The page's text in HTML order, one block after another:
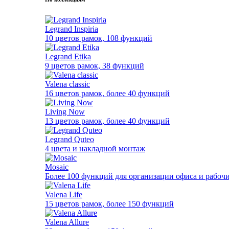
Legrand Inspiria
10 цветов рамок, 108 функций
Legrand Etika
9 цветов рамок, 38 функций
Valena classic
16 цветов рамок, более 40 функций
Living Now
13 цветов рамок, более 40 функций
Legrand Quteo
4 цвета и накладной монтаж
Mosaic
Более 100 функций для организации офиса и
Valena Life
15 цветов рамок, более 150 функций
Valena Allure